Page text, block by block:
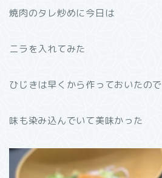
焼肉のタレ炒めに今日は
ニラを入れてみた
ひじきは早くから作っておいたので
味も染み込んでいて美味かった